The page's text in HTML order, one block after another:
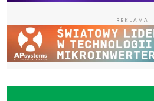
REKLAMA